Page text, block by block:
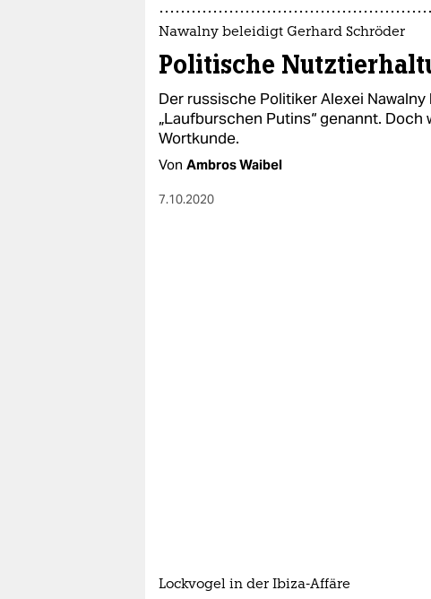
Nawalny beleidigt Gerhard Schröder
Politische
Der russische Politiker Alexei
„Laufburschen Putins“ genannt. Doch
Wortkunde.
Von Ambros Waibel
7.10.2020
Lockvogel in der Ibiza-Affäre